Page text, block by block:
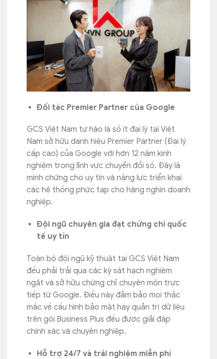
Đối tác Premier Partner của Google
GCS Việt Nam tự hào là số ít đại lý tại Việt
Nam sở hữu danh hiệu Premier Partner (Đại lý
cấp cao) của Google với hơn 12 năm kinh
nghiệm trong lĩnh vực chuyển đổi số. Đây là
minh chứng cho uy tín và năng lực triển khai
các hệ thống phức tạp cho hàng nghìn doanh
nghiệp.
Đội ngũ chuyên gia đạt chứng chỉ quốc
tế uy tín
Toàn bộ đội ngũ kỹ thuật tại GCS Việt Nam
đều phải trải qua các kỳ sát hạch nghiêm
ngặt và sở hữu chứng chỉ chuyên môn trực
tiếp từ Google. Điều này đảm bảo mọi thắc
mắc về cấu hình bảo mật hay quản trị dữ liệu
trên gói Business Plus đều được giải đáp
chính xác và chuyên nghiệp.
Hỗ trợ 24/7 và trải nghiệm miễn phí